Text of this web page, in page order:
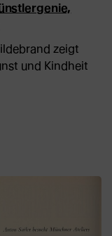
zeigt
und Kindheit